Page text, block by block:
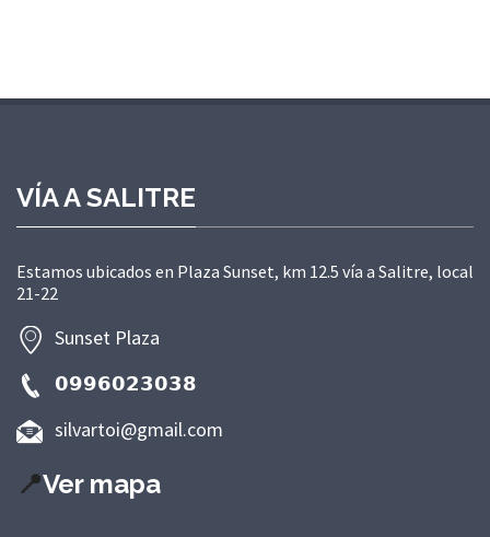
VÍA A SALITRE
Estamos ubicados en Plaza Sunset, km 12.5 vía a Salitre, local
21-22
Sunset Plaza
𝟬𝟵𝟵𝟲𝟬𝟮𝟯𝟬𝟯𝟴
silvartoi@gmail.com
📍Ver mapa